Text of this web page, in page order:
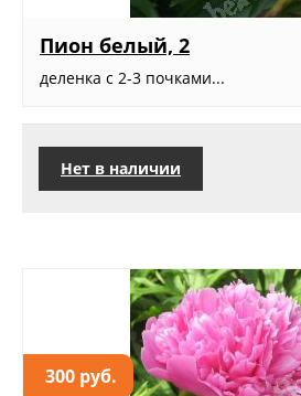
Пион белый, 2
деленка с 2-3 почками...
Нет в наличии
300 руб.